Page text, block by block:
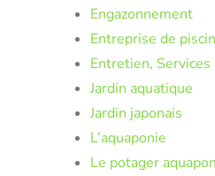
Engazonnement
Entreprise de
Entretien, Services
Jardin aquatique
Jardin japonais
L’aquaponie
Le potager